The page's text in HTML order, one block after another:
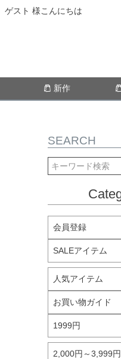
ゲスト 様こんにちは
新作
SEARCH
会員登録
SALEアイテム
人気アイテム
お買い物ガイド
1999円
2,000円～3,999円